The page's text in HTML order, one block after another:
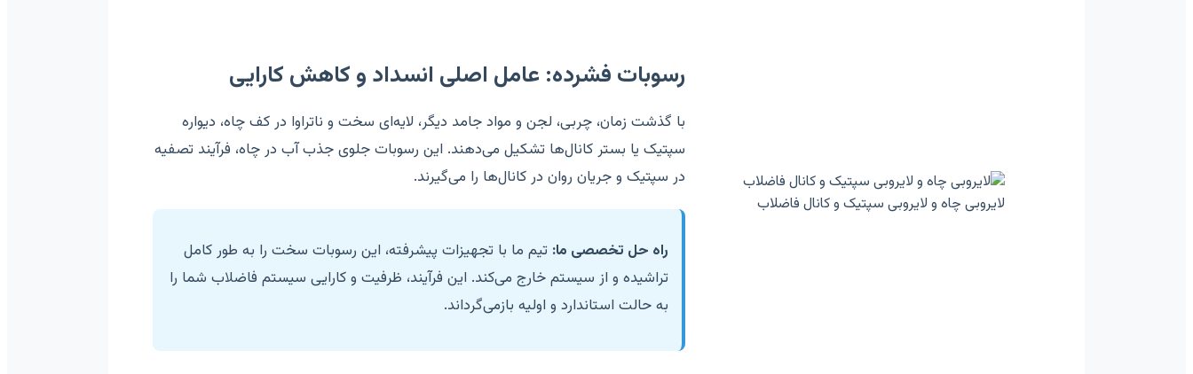
لایروبی چاه و لایروبی سپتیک و کانال فاضلاب
رسوبات فشرده: عامل اصلی انسداد و کاهش کارایی
با گذشت زمان، چربی، لجن و مواد جامد دیگر، لایه‌ای سخت و ناتراوا در کف چاه، دیواره
سپتیک یا بستر کانال‌ها تشکیل می‌دهند. این رسوبات جلوی جذب آب در چاه، فرآیند تصفیه
در سپتیک و جریان روان در کانال‌ها را می‌گیرند.
راه حل تخصصی ما: تیم ما با تجهیزات پیشرفته، این رسوبات سخت را به طور کامل
تراشیده و از سیستم خارج می‌کند. این فرآیند، ظرفیت و کارایی سیستم فاضلاب شما را
به حالت استاندارد و اولیه بازمی‌گرداند.